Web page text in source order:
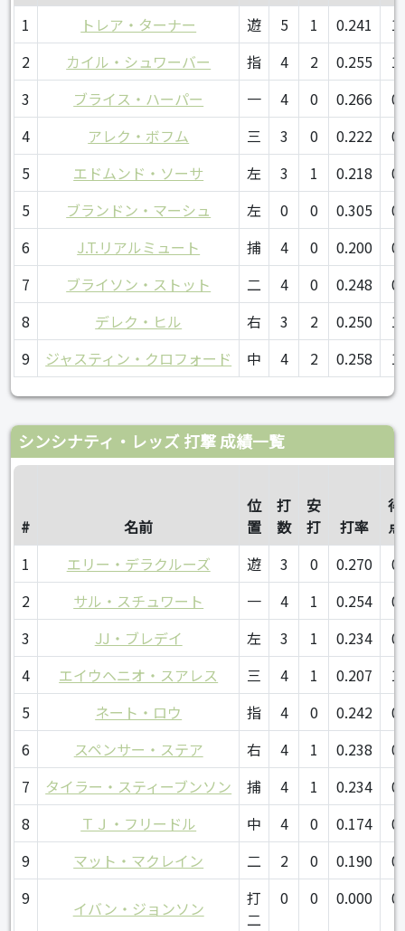
1
トレア・ターナー 遊 5 1 0.241
1
2
カイル・シュワーバー 指 4 2 0.255
1
3
ブライス・ハーパー 一 4 0 0.266
0
4
アレク・ボフム 三 3 0 0.222
0
5
エドムンド・ソーサ 左 3 1 0.218
0
5
ブランドン・マーシュ 左 0 0 0.305
0
6
J.T.リアルミュート 捕 4 0 0.200
0
7
ブライソン・ストット 二 4 0 0.248
0
8
デレク・ヒル 右 3 2 0.250
1
9
ジャスティン・クロフォード 中 4 2 0.258 1
シンシナティ・レッズ 打撃 成績一覧
# 名前
位
置
打
数
安
打
打率
得
点
1
エリー・デラクルーズ 遊 3 0 0.270
0
2
サル・スチュワート 一 4 1 0.254
0
3
JJ・ブレデイ 左 3 1 0.234
0
4
エイウヘニオ・スアレス 三 4 1 0.207
1
5
ネート・ロウ 指 4 0 0.242
0
6
スペンサー・ステア 右 4 1 0.238
0
7
タイラー・スティーブンソン 捕 4 1 0.234
0
8
ＴＪ・フリードル 中 4 0 0.174
0
9
マット・マクレイン 二 2 0 0.190
0
9
イバン・ジョンソン
打
二
0 0 0.000 0